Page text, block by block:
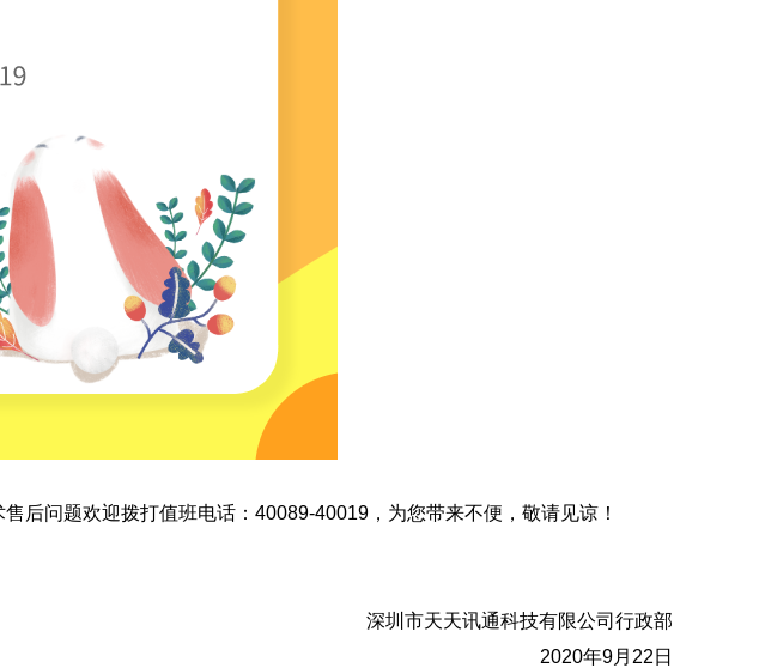
后问题欢迎拨打值班电话：40089-40019，为您带来不便，敬请见谅！
深圳市天天讯通科技有限公司行政部
2020年9月22日